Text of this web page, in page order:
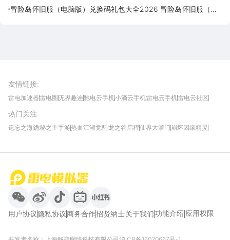
冒险岛怀旧服（电脑版）兑换码礼包大全2026 冒险岛怀旧服（电
友情链接:
雷电加速器雷电圈无界趣连驰电云手机小滴云手机雷电云手机雷电云社区
我爱vr网华军软件园
热门关注:
遗忘之海诡秘之主手游热血江湖觉醒龙之谷启程仙界大掌门 崩坏因缘精灵
用户协议隐私协议商务合作招贤纳士关于我们功能介绍 应用权限
首页
微信
微博 抖音 哔哩哔哩